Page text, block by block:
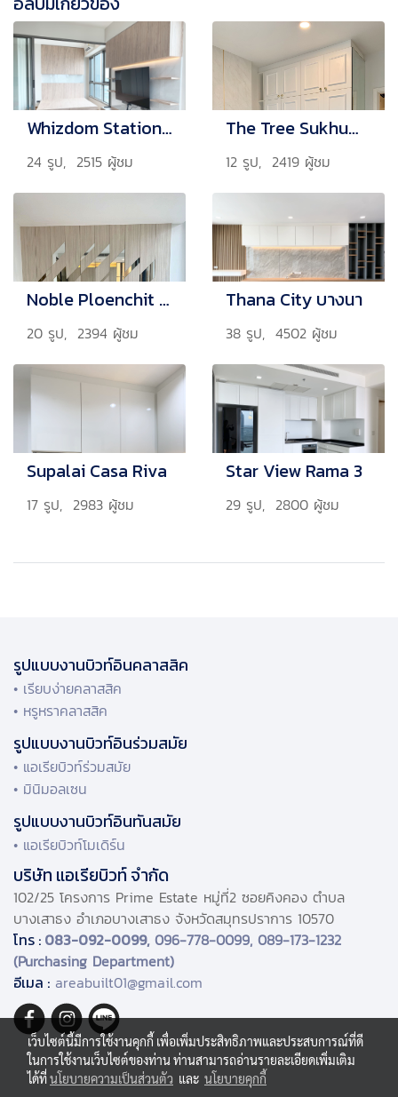
Whizdom Station Ratchada-Thapra1
24 รูป, 2515 ผู้ชม
The Tree Sukhumvit 71
12 รูป, 2419 ผู้ชม
Noble Ploenchit Condo2
20 รูป, 2394 ผู้ชม
Thana City บางนา
38 รูป, 4502 ผู้ชม
Supalai Casa Riva
17 รูป, 2983 ผู้ชม
Star View Rama 3
29 รูป, 2800 ผู้ชม
รูปแบบงานบิวท์อินคลาสสิค
• เรียบง่ายคลาสสิค
• หรูหราคลาสสิค
รูปแบบงานบิวท์อินร่วมสมัย
• แอเรียบิวท์ร่วมสมัย
• มินิมอลเซน
รูปแบบงานบิวท์อินทันสมัย
• แอเรียบิวท์โมเดิร์น
บริษัท แอเรียบิวท์ จำกัด
102/25 โครงการ Prime Estate หมู่ที่2 ซอยคิงคอง ตำบล
บางเสาธง อำเภอบางเสาธง จังหวัดสมุทรปราการ 10570
โทร : 083-092-0099,096-778-0099, 089-173-1232
(Purchasing Department)
อีเมล : areabuilt01@gmail.com
เว็บไซต์นี้มีการใช้งานคุกกี้ เพื่อเพิ่มประสิทธิภาพและประสบการณ์ที่ดี
ในการใช้งานเว็บไซต์ของท่าน ท่านสามารถอ่านรายละเอียดเพิ่มเติม
ได้ที่นโยบายความเป็นส่วนตัว และ นโยบายคุกกี้